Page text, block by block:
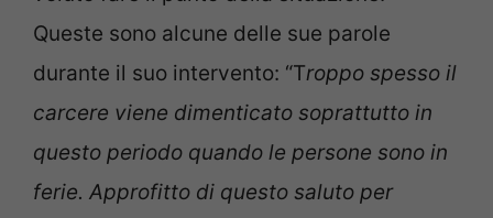
Queste sono alcune delle sue parole
durante il suo intervento: “Troppo spesso il
carcere viene dimenticato soprattutto in
questo periodo quando le persone sono in
ferie. Approfitto di questo saluto per